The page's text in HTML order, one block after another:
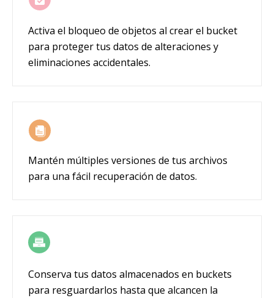
Activa el bloqueo de objetos al crear el bucket
para proteger tus datos de alteraciones y
eliminaciones accidentales.
Mantén múltiples versiones de tus archivos
para una fácil recuperación de datos.
Conserva tus datos almacenados en buckets
para resguardarlos hasta que alcancen la